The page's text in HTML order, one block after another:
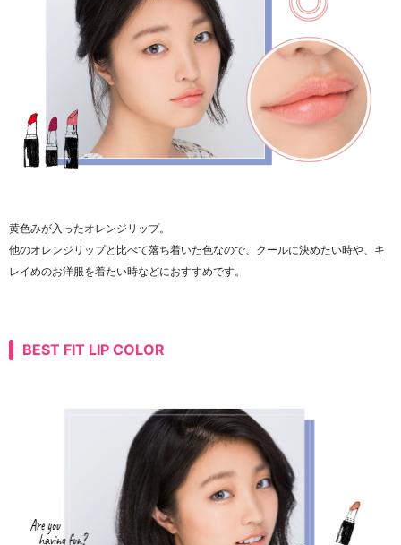
黄色みが入ったオレンジリップ。
他のオレンジリップと比べて落ち着いた色なので、クールに決めたい時や、キ
レイめのお洋服を着たい時などにおすすめです。
BEST FIT LIP COLOR